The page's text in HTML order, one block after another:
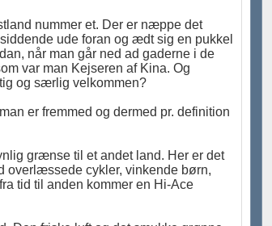
nummer et. Der er næppe det
ude foran og ædt sig en pukkel
når man går ned ad gaderne i de
var man Kejseren af Kina. Og
og særlig velkommen?
er fremmed og dermed pr. definition
grænse til et andet land. Her er det
overlæssede cykler, vinkende børn,
tid til anden kommer en Hi-Ace